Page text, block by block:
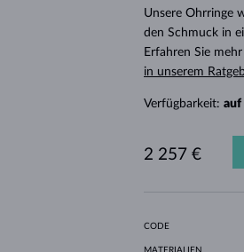
GESCHENKIDEENUnsere Ohrringe
den Schmuck in
Erfahren Sie
in unserem
Verfügbarkeit: auf
2 257 €
CODE
MATERIALIEN